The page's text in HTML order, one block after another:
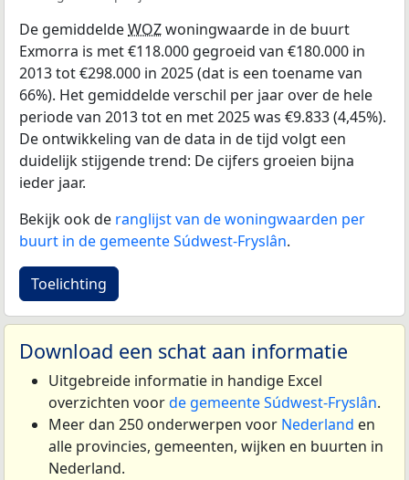
De gemiddeldeWOZwoningwaarde in de buurt
Exmorra is met €118.000 gegroeid van €180.000 in
2013 tot €298.000 in 2025 (dat is een toename van
66%). Het gemiddelde verschil per jaar over de hele
periode van 2013 tot en met 2025 was €9.833 (4,45%).
De ontwikkeling van de data in de tijd volgt een
duidelijk stijgende trend: De cijfers groeien bijna
ieder jaar.
Bekijk ook de ranglijst van de woningwaarden per
buurt in de gemeente Súdwest-Fryslân.
Toelichting
Download een schat aan informatie
Uitgebreide informatie in handige Excel
overzichten voorde gemeente Súdwest-Fryslân.
Meer dan 250 onderwerpen voor Nederland en
alle provincies, gemeenten, wijken en buurten in
Nederland.